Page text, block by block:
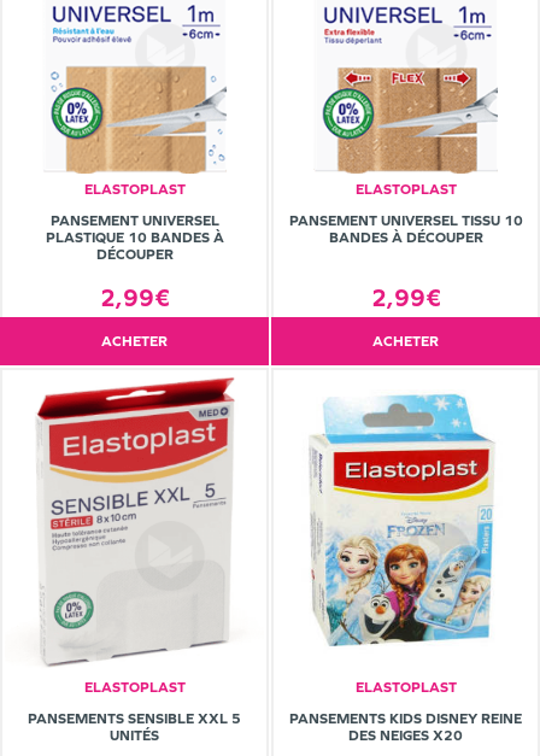
ELASTOPLAST
PANSEMENT UNIVERSEL
PLASTIQUE 10 BANDES À
DÉCOUPER
2,99€
ACHETER
ELASTOPLAST
PANSEMENT UNIVERSEL TISSU 10
BANDES À DÉCOUPER
2,99€
ACHETER
ELASTOPLAST
PANSEMENTS SENSIBLE XXL 5
UNITÉS
ELASTOPLAST
PANSEMENTS KIDS DISNEY REINE
DES NEIGES X20